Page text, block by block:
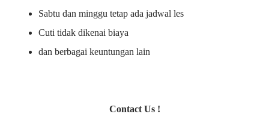
Sabtu dan minggu tetap ada jadwal les
Cuti tidak dikenai biaya
dan berbagai keuntungan lain
Contact Us !